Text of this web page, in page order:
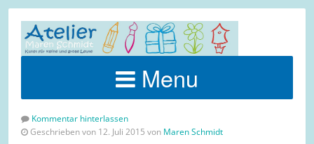
Menu
Kommentar hinterlassen
Geschrieben von 12. Juli 2015 von Maren Schmidt